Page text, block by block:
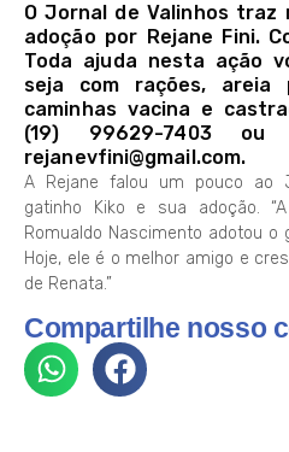
O Jornal de Valinhos
adoção por Rejane Fini.
Toda ajuda nesta ação
seja com rações, areia
caminhas vacina e
(19) 99629-7403
rejanevfini@gmail.com.
A Rejane falou um pouco ao
gatinho Kiko e sua adoção.
Romualdo Nascimento adotou o
Hoje, ele é o melhor amigo e
de Renata.”
Compartilhe nosso